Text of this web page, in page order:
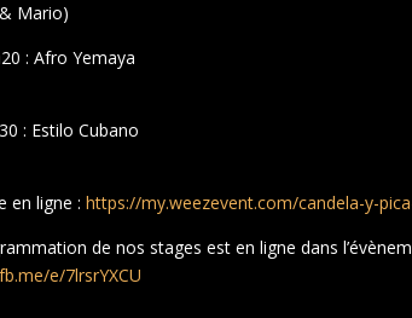
Mario)
: Afro Yemaya
: Estilo Cubano
en ligne :https://my.weezevent.com/candela-y-
de nos stages est en ligne dans
e/7lrsrYXCU